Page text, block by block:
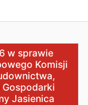
uzupełnienia
w sprawie
Komisji
Jasienica